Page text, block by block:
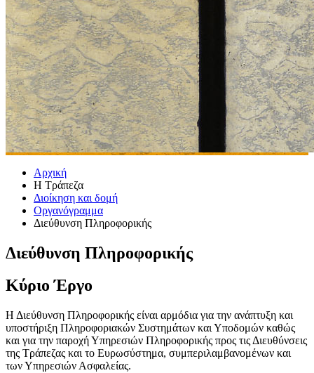
Αρχική
Η Τράπεζα
Διοίκηση και δομή
Οργανόγραμμα
Διεύθυνση Πληροφορικής
Διεύθυνση Πληροφορικής
​​​​​​​​​​​​​​​​​​​​Κύριο Έργο
​​Η Διεύθυνση Πληροφορικής είναι αρμόδια για την ανάπτυξη και
υποστήριξη Πληροφοριακών Συστημάτων και Υποδομών καθώς
και για την παροχή Υπηρεσιών Πληροφορικής προς τις Διευθύνσεις
της Τράπεζας και το Ευρωσύστημα, συμπεριλαμβανομένων και
των Υπηρεσιών Ασφαλείας.